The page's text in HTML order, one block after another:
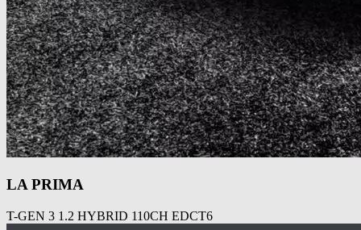
LA PRIMA
T-GEN 3 1.2 HYBRID 110CH EDCT6